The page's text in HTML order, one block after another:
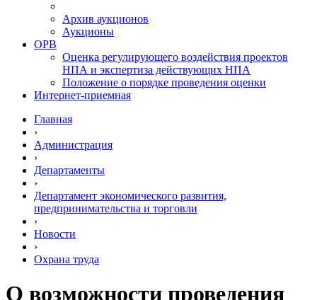
Архив аукционов
Аукционы
ОРВ
Оценка регулирующего воздействия проектов
НПА и экспертиза действующих НПА
Положение о порядке проведения оценки
Интернет-приемная
Главная
›
Администрация
›
Департаменты
›
Департамент экономического развития,
предпринимательства и торговли
›
Новости
›
Охрана труда
О возможности проведения